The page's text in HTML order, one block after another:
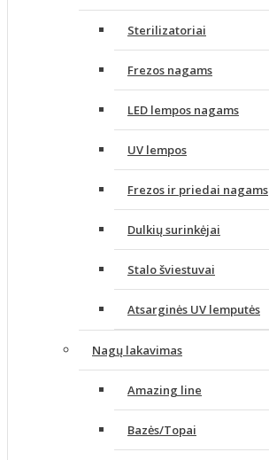
Sterilizatoriai
Frezos nagams
LED lempos nagams
UV lempos
Frezos ir priedai nagams
Dulkių surinkėjai
Stalo šviestuvai
Atsarginės UV lemputės
Nagų lakavimas
Amazing line
Bazės/Topai